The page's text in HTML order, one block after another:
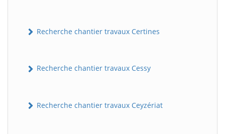
Recherche chantier travaux Certines
Recherche chantier travaux Cessy
Recherche chantier travaux Ceyzériat